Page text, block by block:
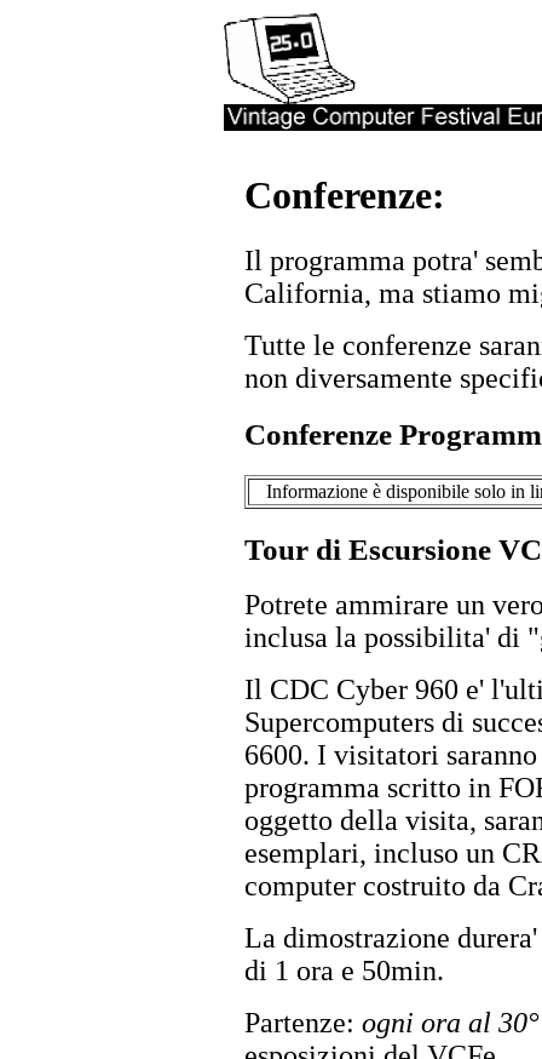
Conferenze:
Il programma potra'
California, ma stiamo
Tutte le conferenze
non diversamente
Conferenze
Informazione è disponibile solo in
Tour di Escursione
Potrete ammirare un
inclusa la possibilita' di
Il CDC Cyber 960 e'
Supercomputers di
6600. I visitatori
programma scritto in
oggetto della visita,
esemplari, incluso un
computer costruito da
La dimostrazione
di 1 ora e 50min.
Partenze: ogni ora al